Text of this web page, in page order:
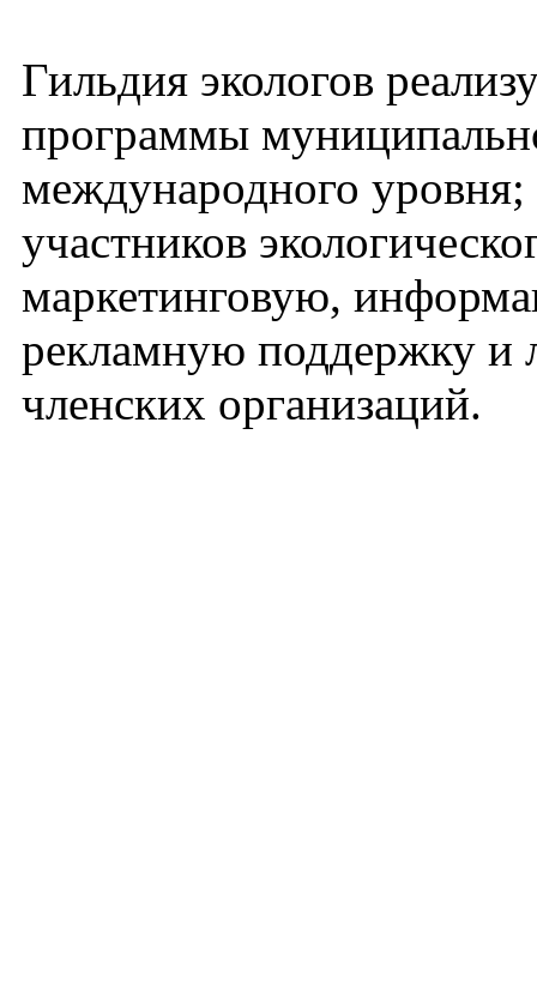
Гильдия экологов
программы
международного уровня;
участников
маркетинговую,
рекламную поддержку и
членских организаций.